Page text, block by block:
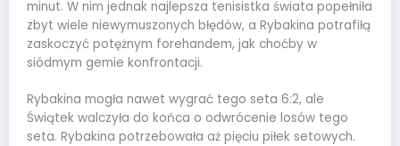
minut. W nim jednak najlepsza tenisistka świata popełniła
zbyt wiele niewymuszonych błędów, a Rybakina potrafiłą
zaskoczyć potężnym forehandem, jak choćby w
siódmym gemie konfrontacji.
Rybakina mogła nawet wygrać tego seta 6:2, ale
Świątek walczyła do końca o odwrócenie losów tego
seta. Rybakina potrzebowała aż pięciu piłek setowych.